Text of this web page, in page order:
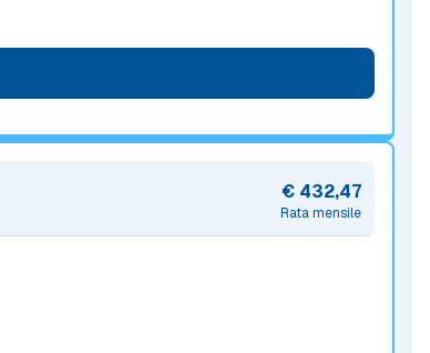
Rata mensile
€ 432,47